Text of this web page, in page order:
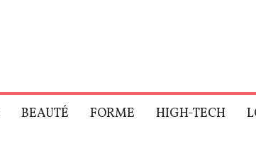
BEAUTÉ FORME HIGH-TECH